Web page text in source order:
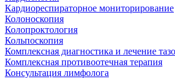
Кардиореспираторное мониторирование
Колоноскопия
Колопроктология
Кольпоскопия
Комплексная диагностика и лечение
Комплексная противоотечная терапия
Консультация лимфолога